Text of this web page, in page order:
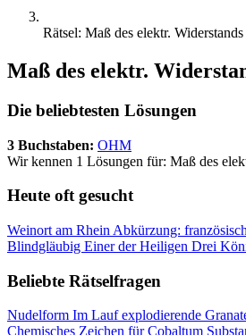
Rätsel: Maß des elektr. Widerstands
Maß des elektr.
Die beliebtesten Lösungen
3 Buchstaben: OHM
Wir kennen 1 Lösungen für: Maß des
Heute oft gesucht
Weinort am Rhein Abkürzung: französisch
Blindgläubig Einer der Heiligen Drei
Beliebte Rätselfragen
Nudelform Im Lauf explodierende
Chemisches Zeichen für Cobaltum